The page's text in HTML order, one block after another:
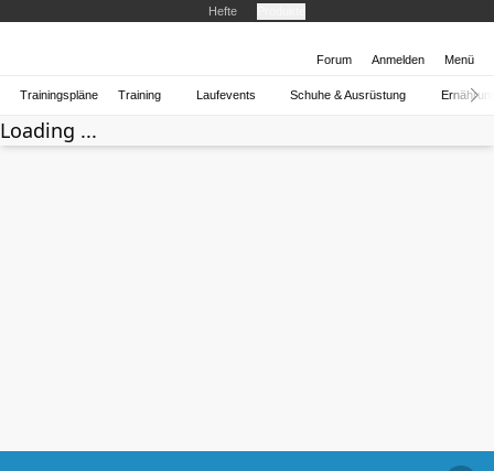
Hefte
Forum Anmelden Menü
Trainingspläne Training Laufevents Schuhe & Ausrüstung
Loading ...